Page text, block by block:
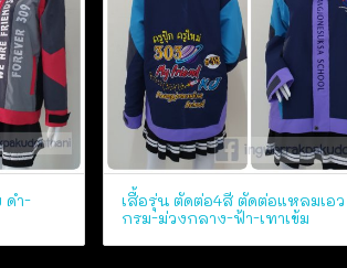
ดำ-
เสื้อรุ่น ตัดต่อ4สี ตัดต่อแหลมเอว
กรม-ม่วงกลาง-ฟ้า-เทาเข้ม